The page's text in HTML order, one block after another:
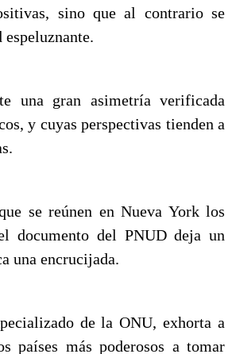
sino que al contrario se
una gran asimetría verificada
y cuyas perspectivas tienden a
se reúnen en Nueva York los
documento del PNUD deja un
una encrucijada.
de la ONU, exhorta a
países más poderosos a tomar